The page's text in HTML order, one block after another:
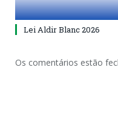
Lei Aldir Blanc 2026
Os comentários estão